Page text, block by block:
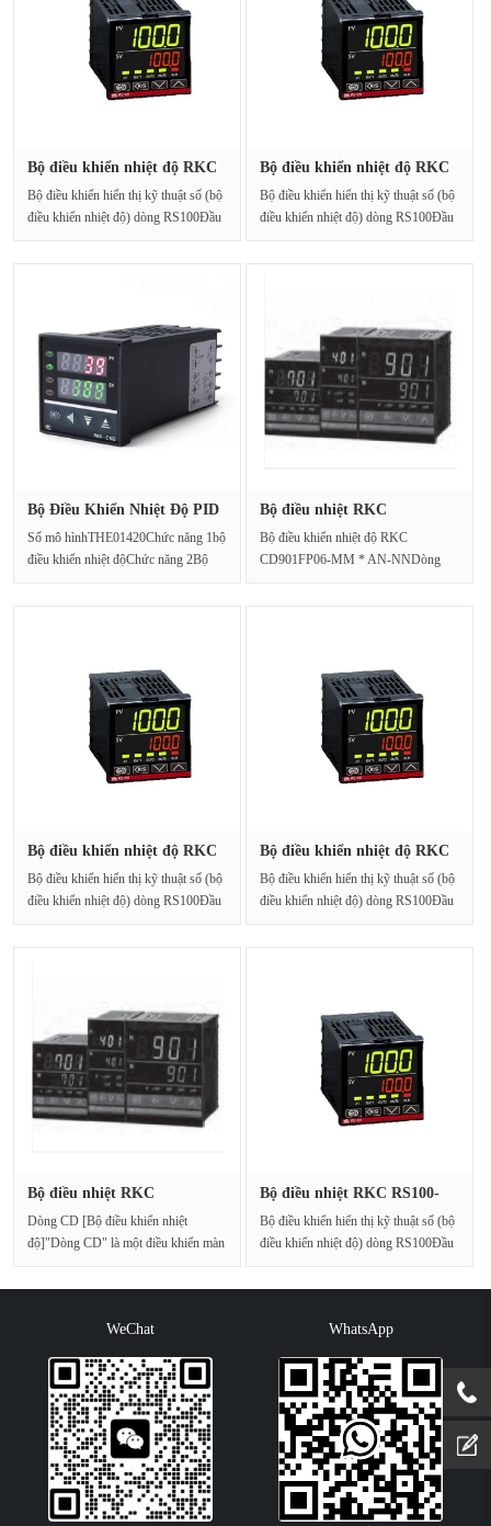
Bộ điều khiển nhiệt độ RKC
Bộ điều khiển hiển thị kỹ thuật số (bộ
điều khiển nhiệt độ) dòng RS100Đầu
Bộ điều khiển nhiệt độ RKC
Bộ điều khiển hiển thị kỹ thuật số (bộ
điều khiển nhiệt độ) dòng RS100Đầu
Bộ Điều Khiển Nhiệt Độ PID
Số mô hìnhTHE01420Chức năng 1bộ
điều khiển nhiệt độChức năng 2Bộ
Bộ điều nhiệt RKC
Bộ điều khiển nhiệt độ RKC
CD901FP06-MM * AN-NNDòng
Bộ điều khiển nhiệt độ RKC
Bộ điều khiển hiển thị kỹ thuật số (bộ
điều khiển nhiệt độ) dòng RS100Đầu
Bộ điều khiển nhiệt độ RKC
Bộ điều khiển hiển thị kỹ thuật số (bộ
điều khiển nhiệt độ) dòng RS100Đầu
Bộ điều nhiệt RKC
Dòng CD [Bộ điều khiển nhiệt
độ]"Dòng CD" là một điều khiển màn
Bộ điều nhiệt RKC RS100-
Bộ điều khiển hiển thị kỹ thuật số (bộ
điều khiển nhiệt độ) dòng RS100Đầu
WeChat WhatsApp